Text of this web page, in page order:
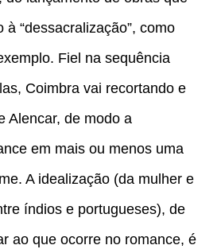
à “dessacralização”, como
Fiel na sequência
Coimbra vai recortando e
Alencar, de modo a
em mais ou menos uma
A idealização (da mulher e
índios e portugueses), de
ao que ocorre no romance, é